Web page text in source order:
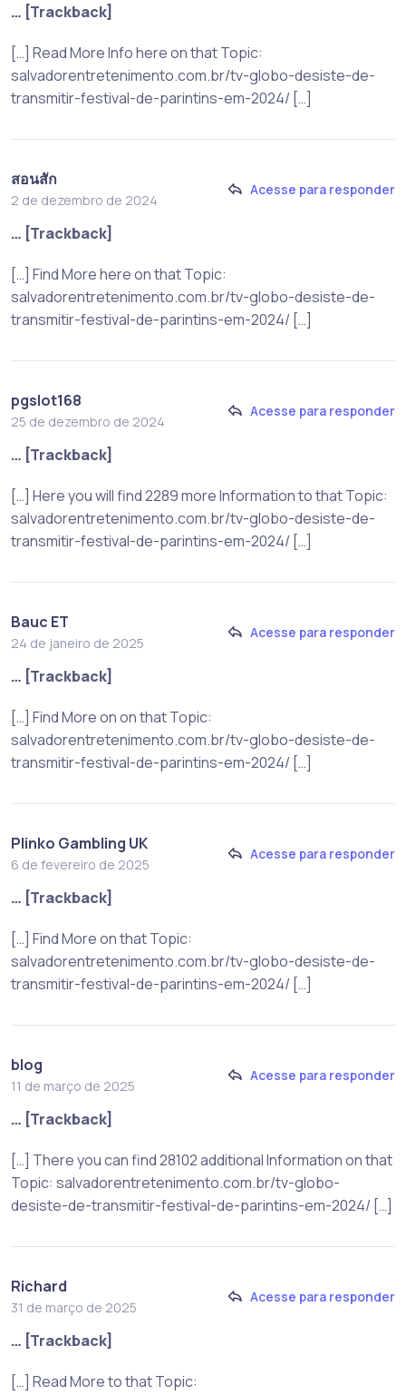
… [Trackback]
[…] Read More Info here on that Topic:
salvadorentretenimento.com.br/tv-globo-desiste-de-
transmitir-festival-de-parintins-em-2024/ […]
สอนสัก
2 de dezembro de 2024
Acesse para responder
… [Trackback]
[…] Find More here on that Topic:
salvadorentretenimento.com.br/tv-globo-desiste-de-
transmitir-festival-de-parintins-em-2024/ […]
pgslot168
25 de dezembro de 2024
Acesse para responder
… [Trackback]
[…] Here you will find 2289 more Information to that Topic:
salvadorentretenimento.com.br/tv-globo-desiste-de-
transmitir-festival-de-parintins-em-2024/ […]
Bauc ET
24 de janeiro de 2025
Acesse para responder
… [Trackback]
[…] Find More on on that Topic:
salvadorentretenimento.com.br/tv-globo-desiste-de-
transmitir-festival-de-parintins-em-2024/ […]
Plinko Gambling UK
6 de fevereiro de 2025
Acesse para responder
… [Trackback]
[…] Find More on that Topic:
salvadorentretenimento.com.br/tv-globo-desiste-de-
transmitir-festival-de-parintins-em-2024/ […]
blog
11 de março de 2025
Acesse para responder
… [Trackback]
[…] There you can find 28102 additional Information on that
Topic: salvadorentretenimento.com.br/tv-globo-
desiste-de-transmitir-festival-de-parintins-em-2024/ […]
Richard
31 de março de 2025
Acesse para responder
… [Trackback]
[…] Read More to that Topic: